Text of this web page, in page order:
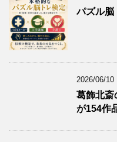
パズル脳
2026/06/10
葛飾北斎
が154作